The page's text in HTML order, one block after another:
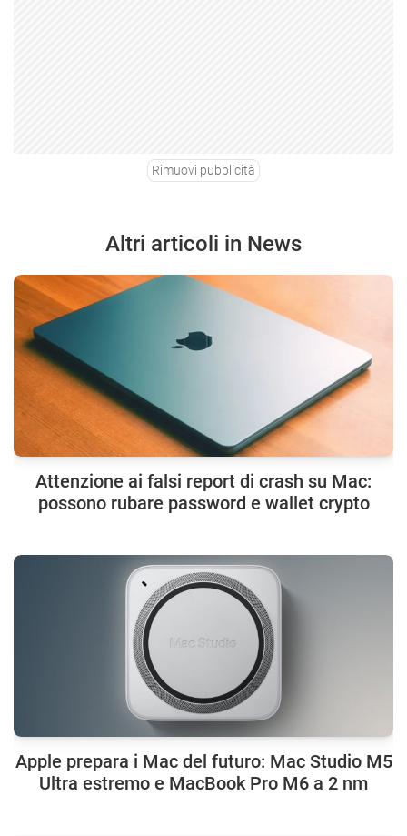
Rimuovi pubblicità
Altri articoli in News
Attenzione ai falsi report di crash su Mac:
possono rubare password e wallet crypto
Apple prepara i Mac del futuro: Mac Studio M5
Ultra estremo e MacBook Pro M6 a 2 nm